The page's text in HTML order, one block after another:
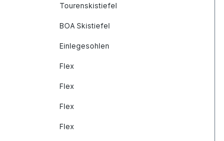
Tourenskistiefel
BOA Skistiefel
Einlegesohlen
Flex
Flex
Flex
Flex